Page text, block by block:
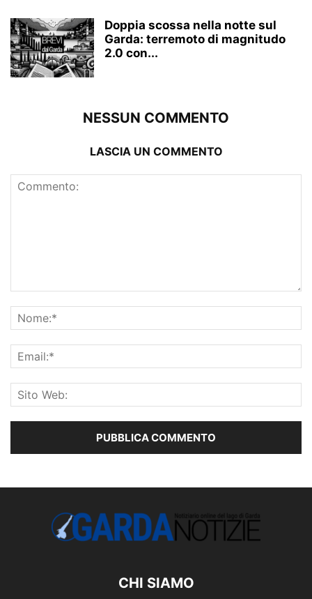
Doppia scossa nella notte sul
Garda: terremoto di magnitudo
2.0 con...
NESSUN COMMENTO
LASCIA UN COMMENTO
CHI SIAMO